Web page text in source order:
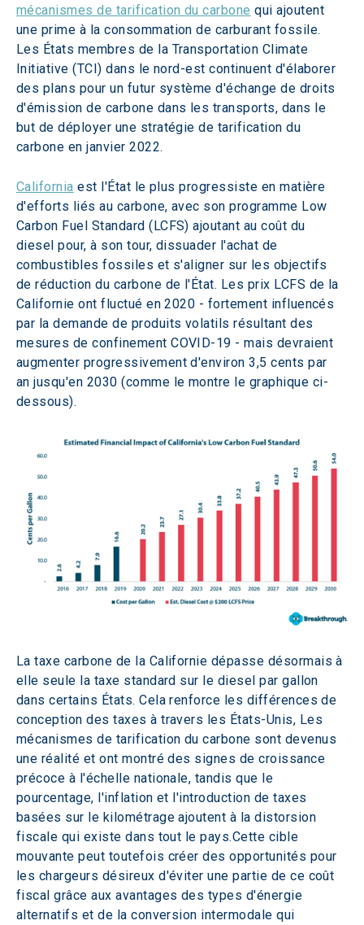
mécanismes de tarification du carbone qui ajoutent
une prime à la consommation de carburant fossile.
Les États membres de la Transportation Climate
Initiative (TCI) dans le nord-est continuent d'élaborer
des plans pour un futur système d'échange de droits
d'émission de carbone dans les transports, dans le
but de déployer une stratégie de tarification du
carbone en janvier 2022.
California est l'État le plus progressiste en matière
d'efforts liés au carbone, avec son programme Low
Carbon Fuel Standard (LCFS) ajoutant au coût du
diesel pour, à son tour, dissuader l'achat de
combustibles fossiles et s'aligner sur les objectifs
de réduction du carbone de l'État. Les prix LCFS de la
Californie ont fluctué en 2020 - fortement influencés
par la demande de produits volatils résultant des
mesures de confinement COVID-19 - mais devraient
augmenter progressivement d'environ 3,5 cents par
an jusqu'en 2030 (comme le montre le graphique ci-
dessous).
La taxe carbone de la Californie dépasse désormais à
elle seule la taxe standard sur le diesel par gallon
dans certains États. Cela renforce les différences de
conception des taxes à travers les États-Unis, Les
mécanismes de tarification du carbone sont devenus
une réalité et ont montré des signes de croissance
précoce à l'échelle nationale, tandis que le
pourcentage, l'inflation et l'introduction de taxes
basées sur le kilométrage ajoutent à la distorsion
fiscale qui existe dans tout le pays.Cette cible
mouvante peut toutefois créer des opportunités pour
les chargeurs désireux d'éviter une partie de ce coût
fiscal grâce aux avantages des types d'énergie
alternatifs et de la conversion intermodale qui